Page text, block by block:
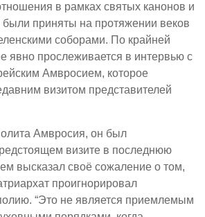
в рамках святых канонов и
приняты на протяжении веков
соборами. По крайней
явно прослеживается в интервью с
Амвросием, которое
визитом представителей
Амвросия, он был
визите в последнюю
высказал своё сожаление о том,
проигнорировал
“Это не является приемлемым